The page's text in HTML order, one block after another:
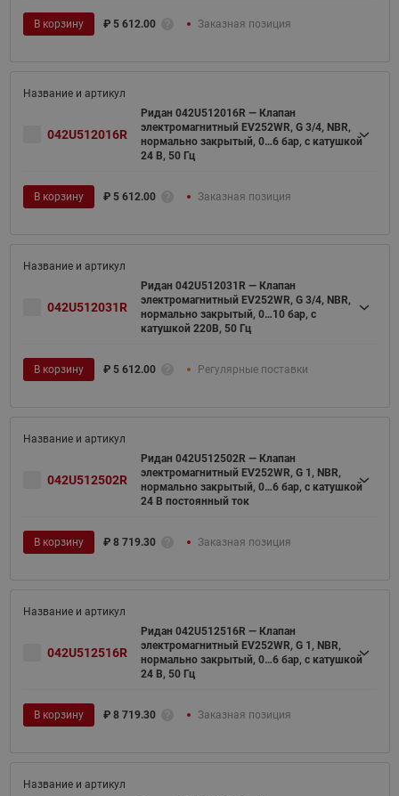
В корзину ₽ 5 612.00 Заказная позиция
042U512016R
Ридан 042U512016R — Клапан
электромагнитный EV252WR, G 3/4, NBR,
нормально закрытый, 0…6 бар, с катушкой
24 В, 50 Гц
В корзину ₽ 5 612.00 Заказная позиция
042U512031R
Ридан 042U512031R — Клапан
электромагнитный EV252WR, G 3/4, NBR,
нормально закрытый, 0…10 бар, с
катушкой 220В, 50 Гц
В корзину ₽ 5 612.00 Регулярные поставки
042U512502R
Ридан 042U512502R — Клапан
электромагнитный EV252WR, G 1, NBR,
нормально закрытый, 0…6 бар, с катушкой
24 В постоянный ток
В корзину ₽ 8 719.30 Заказная позиция
042U512516R
Ридан 042U512516R — Клапан
электромагнитный EV252WR, G 1, NBR,
нормально закрытый, 0…6 бар, с катушкой
24 В, 50 Гц
В корзину ₽ 8 719.30 Заказная позиция